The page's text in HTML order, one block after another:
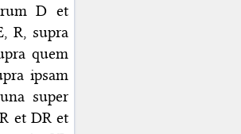
D et
R, supra
quem
ipsam
super
et DR et